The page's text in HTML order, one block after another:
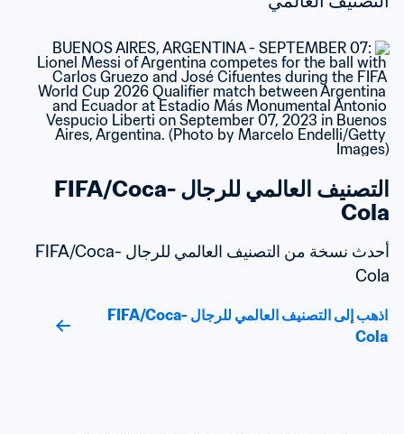
التصنيف العالمي للرجال FIFA/Coca-
Cola
أحدث نسخة من التصنيف العالمي للرجال FIFA/Coca-
Cola
اذهب إلى التصنيف العالمي للرجال FIFA/Coca-
Cola